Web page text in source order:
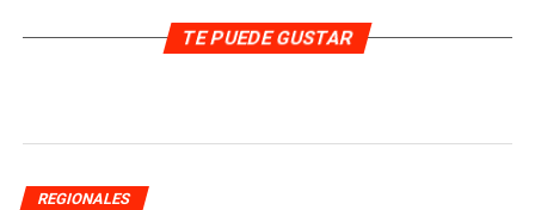
TE PUEDE GUSTAR
REGIONALES